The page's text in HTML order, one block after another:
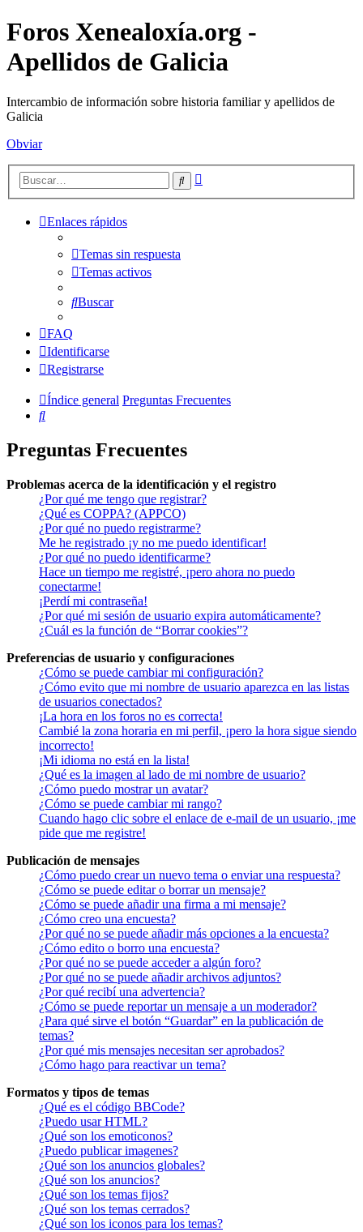
Foros Xenealoxía.org -
Apellidos de Galicia
Intercambio de información sobre historia familiar y apellidos de
Galicia
Obviar
Buscar
Enlaces rápidos
Temas sin respuesta
Temas activos
Buscar
FAQ
Identificarse
Registrarse
Índice general Preguntas Frecuentes
Buscar
Preguntas Frecuentes
Problemas acerca de la identificación y el registro
¿Por qué me tengo que registrar?
¿Qué es COPPA? (APPCO)
¿Por qué no puedo registrarme?
Me he registrado ¡y no me puedo identificar!
¿Por qué no puedo identificarme?
Hace un tiempo me registré, ¡pero ahora no puedo
conectarme!
¡Perdí mi contraseña!
¿Por qué mi sesión de usuario expira automáticamente?
¿Cuál es la función de “Borrar cookies”?
Preferencias de usuario y configuraciones
¿Cómo se puede cambiar mi configuración?
¿Cómo evito que mi nombre de usuario aparezca en las listas
de usuarios conectados?
¡La hora en los foros no es correcta!
Cambié la zona horaria en mi perfil, ¡pero la hora sigue siendo
incorrecto!
¡Mi idioma no está en la lista!
¿Qué es la imagen al lado de mi nombre de usuario?
¿Cómo puedo mostrar un avatar?
¿Cómo se puede cambiar mi rango?
Cuando hago clic sobre el enlace de e-mail de un usuario, ¡me
pide que me registre!
Publicación de mensajes
¿Cómo puedo crear un nuevo tema o enviar una respuesta?
¿Cómo se puede editar o borrar un mensaje?
¿Cómo se puede añadir una firma a mi mensaje?
¿Cómo creo una encuesta?
¿Por qué no se puede añadir más opciones a la encuesta?
¿Cómo edito o borro una encuesta?
¿Por qué no se puede acceder a algún foro?
¿Por qué no se puede añadir archivos adjuntos?
¿Por qué recibí una advertencia?
¿Cómo se puede reportar un mensaje a un moderador?
¿Para qué sirve el botón “Guardar” en la publicación de
temas?
¿Por qué mis mensajes necesitan ser aprobados?
¿Cómo hago para reactivar un tema?
Formatos y tipos de temas
¿Qué es el código BBCode?
¿Puedo usar HTML?
¿Qué son los emoticonos?
¿Puedo publicar imagenes?
¿Qué son los anuncios globales?
¿Qué son los anuncios?
¿Qué son los temas fijos?
¿Qué son los temas cerrados?
¿Qué son los iconos para los temas?